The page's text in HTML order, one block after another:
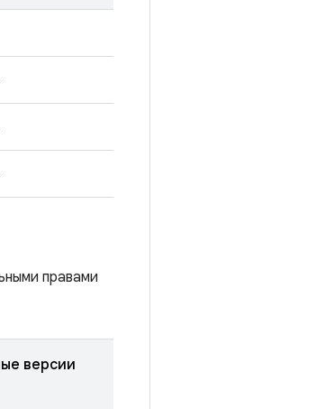
правами
версии